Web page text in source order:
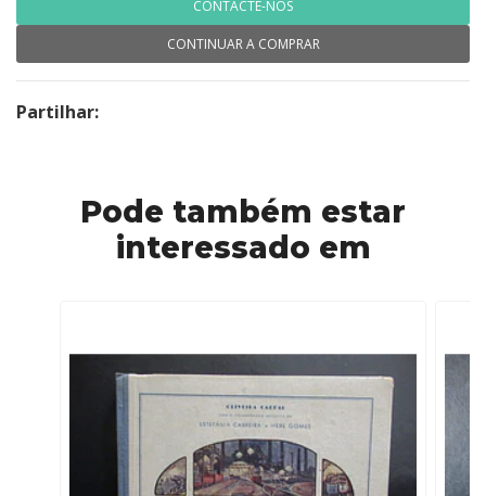
CONTACTE-NOS
CONTINUAR A COMPRAR
Partilhar:
Pode também estar
interessado em